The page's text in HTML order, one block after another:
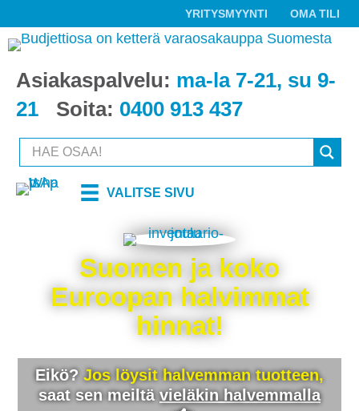
YRITYSMYYNTI OMA TILI
Asiakaspalvelu: ma-la 7-21, su 9-
21
Soita: 0400 913 437
VALITSE SIVU
Suomen ja koko
Euroopan halvimmat
hinnat!
Eikö? Jos löysit halvemman tuotteen,
saat sen meiltävieläkin halvemmalla